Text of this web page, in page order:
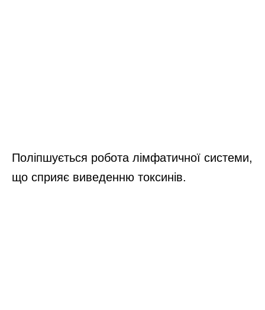
Поліпшується робота лімфатичної системи,
що сприяє виведенню токсинів.